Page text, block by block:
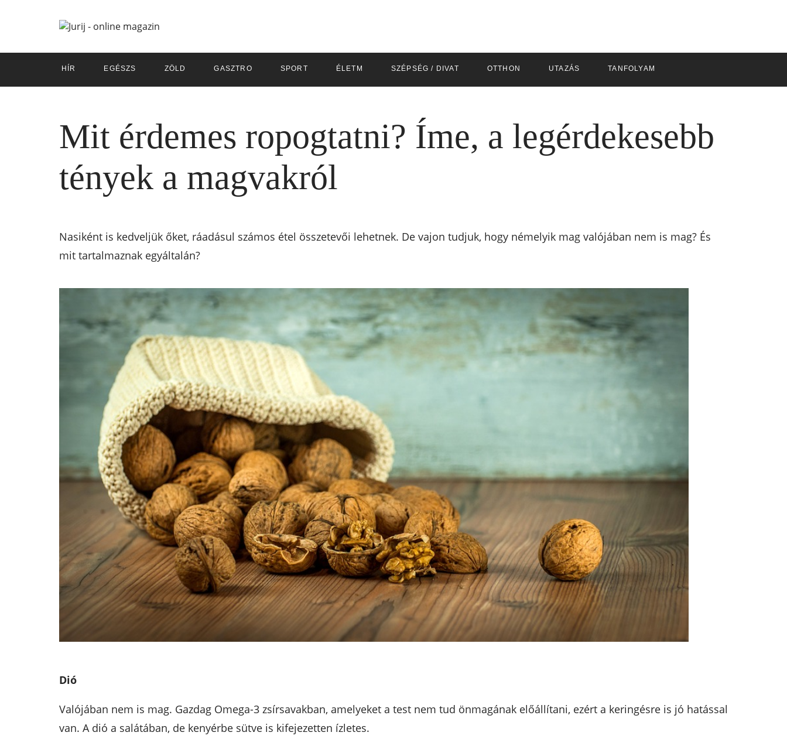
HÍR EGÉSZS ZÖLD GASZTRO SPORT ÉLETM SZÉPSÉG / DIVAT OTTHON UTAZÁS TANFOLYAM
Mit érdemes ropogtatni? Íme, a legérdekesebb
tények a magvakról
Nasiként is kedveljük őket, ráadásul számos étel összetevői lehetnek. De vajon tudjuk, hogy némelyik mag valójában nem is mag? És
mit tartalmaznak egyáltalán?
Dió
Valójában nem is mag. Gazdag Omega-3 zsírsavakban, amelyeket a test nem tud önmagának előállítani, ezért a keringésre is jó hatással
van. A dió a salátában, de kenyérbe sütve is kifejezetten ízletes.